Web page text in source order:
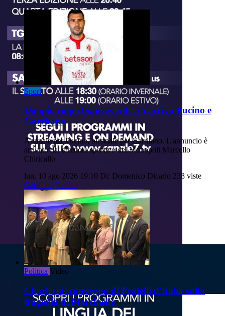
Sport
Doppio colpo biancoverde: in arrivo Pucino e
Garritano
Annuale per Pucino, biennale per Garritano. L'annuncio è
arrivato dal direttore sportivo del Monopoli Marcello
Chiricallo
lun, 10 ago 2026 19:10 Di: Domenico Dicarlo 238 viste
Garritano Pucino
Politica Video
Charleroi: convegno di Fratelli d'Italia sulla
tragedia di Marcinelle